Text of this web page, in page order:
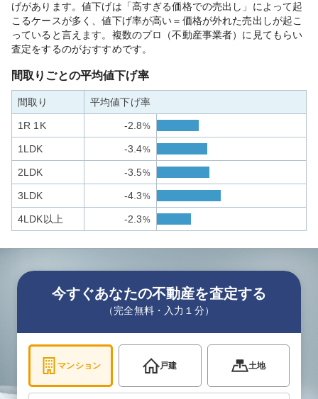
げがあります。値下げは「高すぎる価格での売出し」によって起
こるケースが多く、値下げ率が高い＝価格が外れた売出しが起こ
っていると言えます。複数のプロ（不動産事業者）に見てもらい
査定をするのがおすすめです。
間取りごとの平均値下げ率
間取り 平均値下げ率
1R 1K -2.8%
1LDK -3.4%
2LDK -3.5%
3LDK -4.3%
4LDK以上 -2.3%
今すぐあなたの不動産を査定する
（完全無料・入力１分）
マンション 戸建 土地